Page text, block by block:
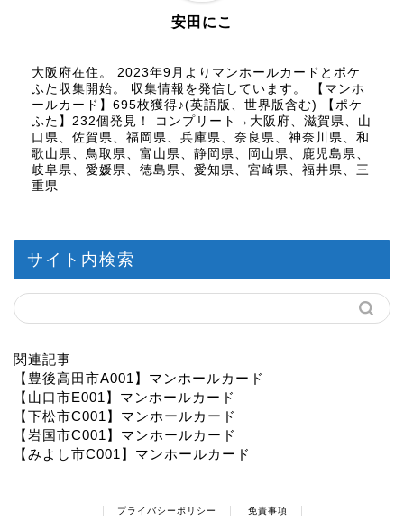
安田にこ
大阪府在住。 2023年9月よりマンホールカードとポケ
ふた収集開始。 収集情報を発信しています。 【マンホ
ールカード】695枚獲得♪(英語版、世界版含む) 【ポケ
ふた】232個発見！ コンプリート→大阪府、滋賀県、山
口県、佐賀県、福岡県、兵庫県、奈良県、神奈川県、和
歌山県、鳥取県、富山県、静岡県、岡山県、鹿児島県、
岐阜県、愛媛県、徳島県、愛知県、宮崎県、福井県、三
重県
サイト内検索
関連記事
【豊後高田市A001】マンホールカード
【山口市E001】マンホールカード
【下松市C001】マンホールカード
【岩国市C001】マンホールカード
【みよし市C001】マンホールカード
プライバシーポリシー 免責事項